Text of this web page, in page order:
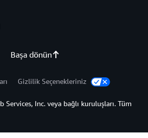
Başa dönün
Gizlilik Seçenekleriniz
Inc. veya bağlı kuruluşları. Tüm